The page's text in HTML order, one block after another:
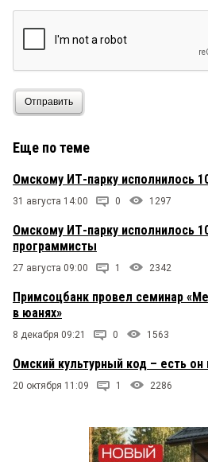
Отправить
Еще по теме
Омскому ИТ-парку исполнилось
31 августа 14:00 0 1297
Омскому ИТ-парку исполнилось
программисты
27 августа 09:00 1 2342
Примсоцбанк провел семинар
в юанях»
8 декабря 09:21 0 1563
Омский культурный код – есть он
20 октября 11:09 1 2286